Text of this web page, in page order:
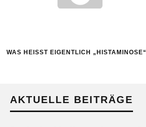
WAS HEISST EIGENTLICH „HISTAMINOSE“?
AKTUELLE BEITRÄGE